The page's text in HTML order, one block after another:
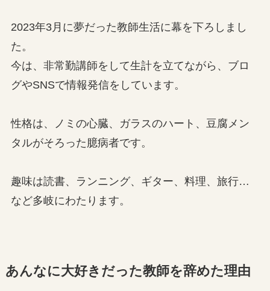
2023年3月に夢だった教師生活に幕を下ろしまし
た。
今は、非常勤講師をして生計を立てながら、ブロ
グやSNSで情報発信をしています。
性格は、ノミの心臓、ガラスのハート、豆腐メン
タルがそろった臆病者です。
趣味は読書、ランニング、ギター、料理、旅行…
など多岐にわたります。
あんなに大好きだった教師を辞めた理由